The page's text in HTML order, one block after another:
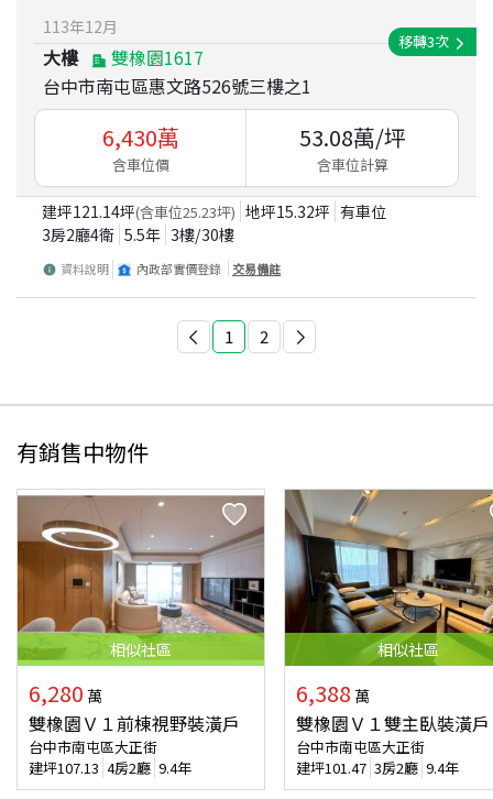
113年12月
大樓
雙橡園1617
台中市南屯區惠文路526號三樓之1
移轉3次
6,430萬
含車位價
53.08萬/坪
含車位計算
建坪121.14坪(含車位25.23坪) 地坪15.32坪 有車位
3房2廳4衛 5.5年 3樓/30樓
資料說明 內政部實價登錄 交易備註
1 2
有銷售中物件
相似社區
6,280 萬
雙橡園Ｖ１前棟視野裝潢戶
台中市南屯區大正街
建坪107.13 4房2廳 9.4年
相似社區
6,388 萬
雙橡園Ｖ１雙主臥裝潢戶
台中市南屯區大正街
建坪101.47 3房2廳 9.4年